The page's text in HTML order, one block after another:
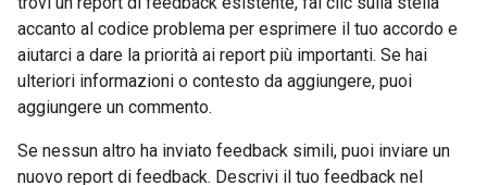
accanto al codice problema per esprimere il tuo accordo e
aiutarci a dare la priorità ai report più importanti. Se hai
ulteriori informazioni o contesto da aggiungere, puoi
aggiungere un commento.
Se nessun altro ha inviato feedback simili, puoi inviare un
nuovo report di feedback. Descrivi il tuo feedback nel